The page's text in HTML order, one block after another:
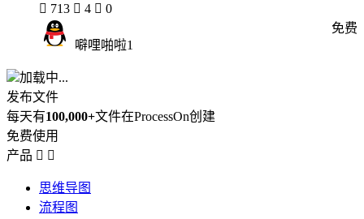
 713  4  0
噼哩啪啦1
免费
加载中...
发布文件
每天有100,000+文件在ProcessOn创建
免费使用
产品  
思维导图
流程图